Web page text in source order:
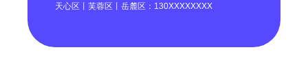
天心区丨芙蓉区丨岳麓区：130XXXXXXXX